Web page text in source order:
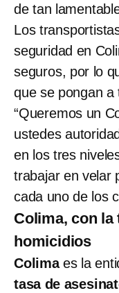
de tan
Los
seguridad en
seguros, por lo
que se pongan a
“Queremos un
ustedes
en los tres
trabajar en velar
cada uno de los
Colima, con la
homicidios
Colimaes la
tasa de